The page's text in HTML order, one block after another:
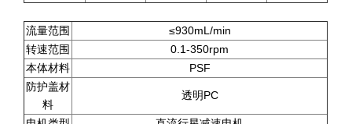
流量范围
≤930mL/min
转速范围
0.1-350rpm
本体材料
PSF
防护盖材
料
透明PC